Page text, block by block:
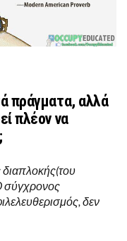
πράγματα, αλλά
πλέον να
διαπλοκής(του
σύγχρονος
δεν